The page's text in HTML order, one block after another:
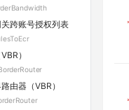
跨账号授权列表
）
由器（VBR）